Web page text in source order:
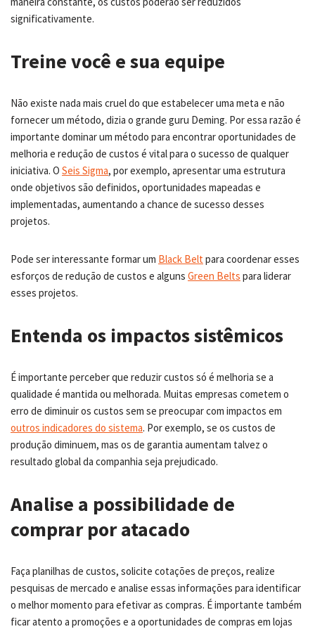
significativamente.
Treine você e sua equipe
Não existe nada mais cruel do que estabelecer uma meta e não
fornecer um método, dizia o grande guru Deming. Por essa razão é
importante dominar um método para encontrar oportunidades de
melhoria e redução de custos é vital para o sucesso de qualquer
iniciativa. O Seis Sigma, por exemplo, apresentar uma estrutura
onde objetivos são definidos, oportunidades mapeadas e
implementadas, aumentando a chance de sucesso desses
projetos.
Pode ser interessante formar um Black Belt para coordenar esses
esforços de redução de custos e alguns Green Belts para liderar
esses projetos.
Entenda os impactos sistêmicos
É importante perceber que reduzir custos só é melhoria se a
qualidade é mantida ou melhorada. Muitas empresas cometem o
erro de diminuir os custos sem se preocupar com impactos em
outros indicadores do sistema. Por exemplo, se os custos de
produção diminuem, mas os de garantia aumentam talvez o
resultado global da companhia seja prejudicado.
Analise a possibilidade de
comprar por atacado
Faça planilhas de custos, solicite cotações de preços, realize
pesquisas de mercado e analise essas informações para identificar
o melhor momento para efetivar as compras. É importante também
ficar atento a promoções e a oportunidades de compras em lojas